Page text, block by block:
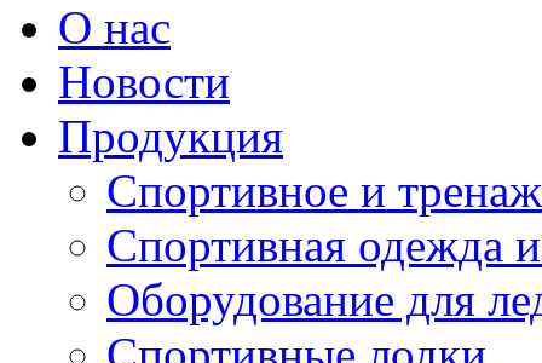
О нас
Новости
Продукция
Спортивное и
Спортивная одежда
Оборудование для